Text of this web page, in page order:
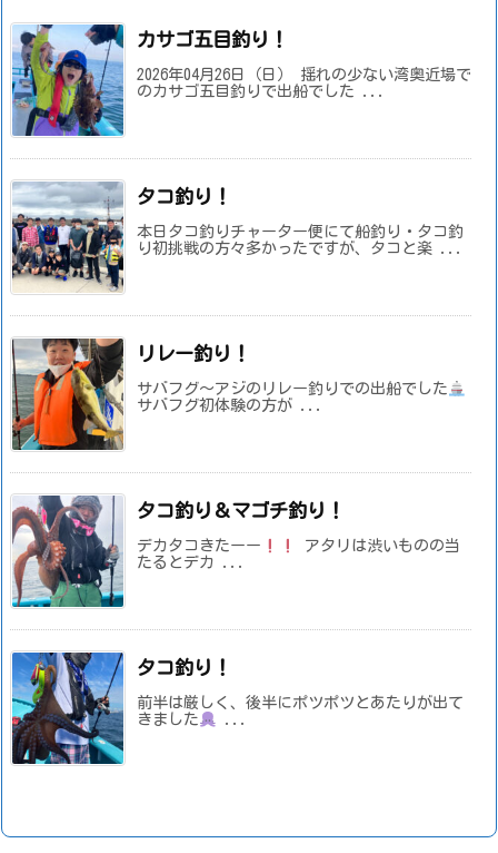
カサゴ五目釣り！
2026年04月26日（日） 揺れの少ない湾奥近場で
のカサゴ五目釣りで出船でした ...
タコ釣り！
本日タコ釣りチャーター便にて船釣り・タコ釣
り初挑戦の方々多かったですが、タコと楽 ...
リレー釣り！
サバフグ～アジのリレー釣りでの出船でした
サバフグ初体験の方が ...
タコ釣り＆マゴチ釣り！
デカタコきたーー
アタリは渋いものの当
たるとデカ ...
タコ釣り！
前半は厳しく、後半にポツポツとあたりが出て
きました
...